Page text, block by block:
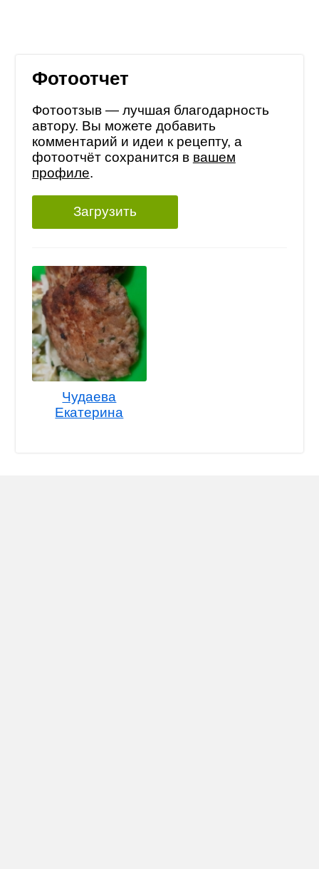
Фотоотчет
Фотоотзыв — лучшая благодарность
автору. Вы можете добавить
комментарий и идеи к рецепту, а
фотоотчёт сохранится в вашем
профиле.
Загрузить
Чудаева
Екатерина